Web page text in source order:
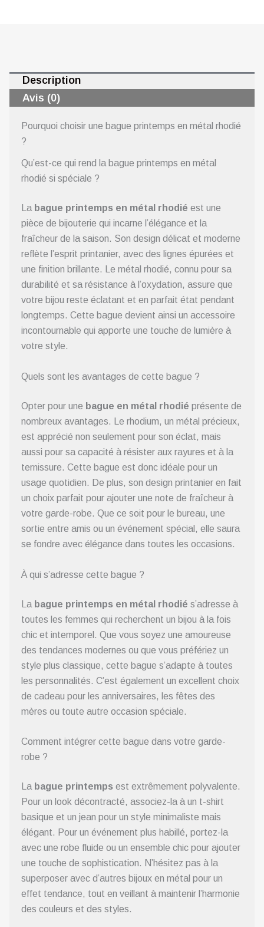
Description
Avis (0)
Pourquoi choisir une bague printemps en métal rhodié
?
Qu’est-ce qui rend la bague printemps en métal
rhodié si spéciale ?
La bague printemps en métal rhodié est une
pièce de bijouterie qui incarne l’élégance et la
fraîcheur de la saison. Son design délicat et moderne
reflète l’esprit printanier, avec des lignes épurées et
une finition brillante. Le métal rhodié, connu pour sa
durabilité et sa résistance à l’oxydation, assure que
votre bijou reste éclatant et en parfait état pendant
longtemps. Cette bague devient ainsi un accessoire
incontournable qui apporte une touche de lumière à
votre style.
Quels sont les avantages de cette bague ?
Opter pour une bague en métal rhodié présente de
nombreux avantages. Le rhodium, un métal précieux,
est apprécié non seulement pour son éclat, mais
aussi pour sa capacité à résister aux rayures et à la
ternissure. Cette bague est donc idéale pour un
usage quotidien. De plus, son design printanier en fait
un choix parfait pour ajouter une note de fraîcheur à
votre garde-robe. Que ce soit pour le bureau, une
sortie entre amis ou un événement spécial, elle saura
se fondre avec élégance dans toutes les occasions.
À qui s’adresse cette bague ?
La bague printemps en métal rhodié s’adresse à
toutes les femmes qui recherchent un bijou à la fois
chic et intemporel. Que vous soyez une amoureuse
des tendances modernes ou que vous préfériez un
style plus classique, cette bague s’adapte à toutes
les personnalités. C’est également un excellent choix
de cadeau pour les anniversaires, les fêtes des
mères ou toute autre occasion spéciale.
Comment intégrer cette bague dans votre garde-
robe ?
La bague printemps est extrêmement polyvalente.
Pour un look décontracté, associez-la à un t-shirt
basique et un jean pour un style minimaliste mais
élégant. Pour un événement plus habillé, portez-la
avec une robe fluide ou un ensemble chic pour ajouter
une touche de sophistication. N’hésitez pas à la
superposer avec d’autres bijoux en métal pour un
effet tendance, tout en veillant à maintenir l’harmonie
des couleurs et des styles.